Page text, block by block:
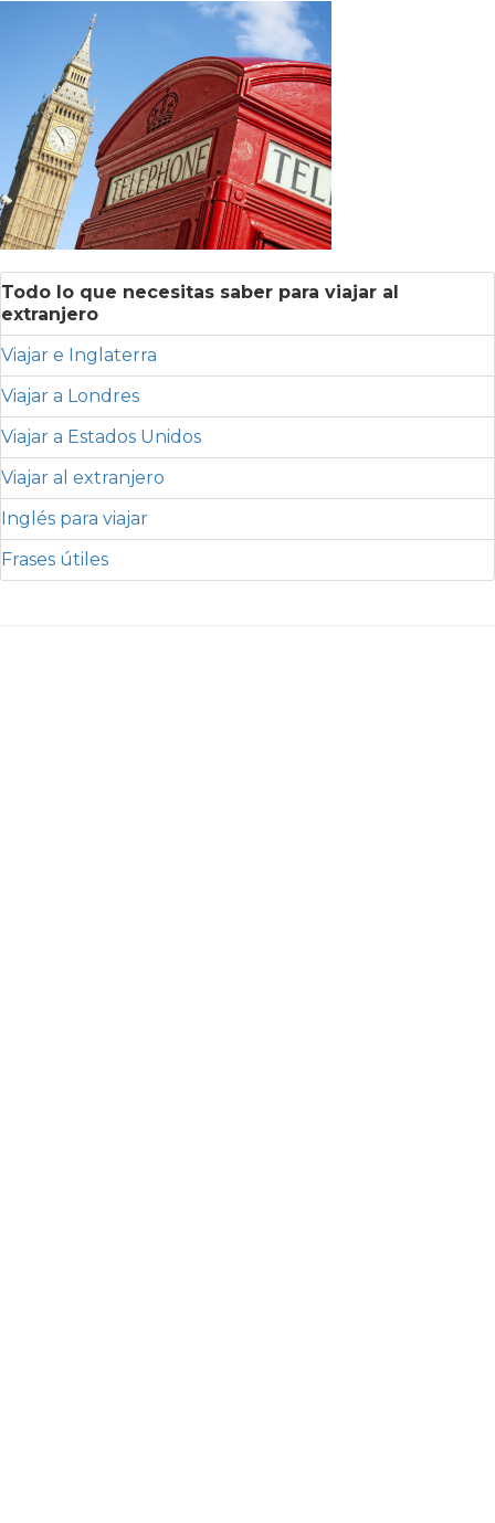
Todo lo que necesitas saber para viajar al
extranjero
Viajar e Inglaterra
Viajar a Londres
Viajar a Estados Unidos
Viajar al extranjero
Inglés para viajar
Frases útiles